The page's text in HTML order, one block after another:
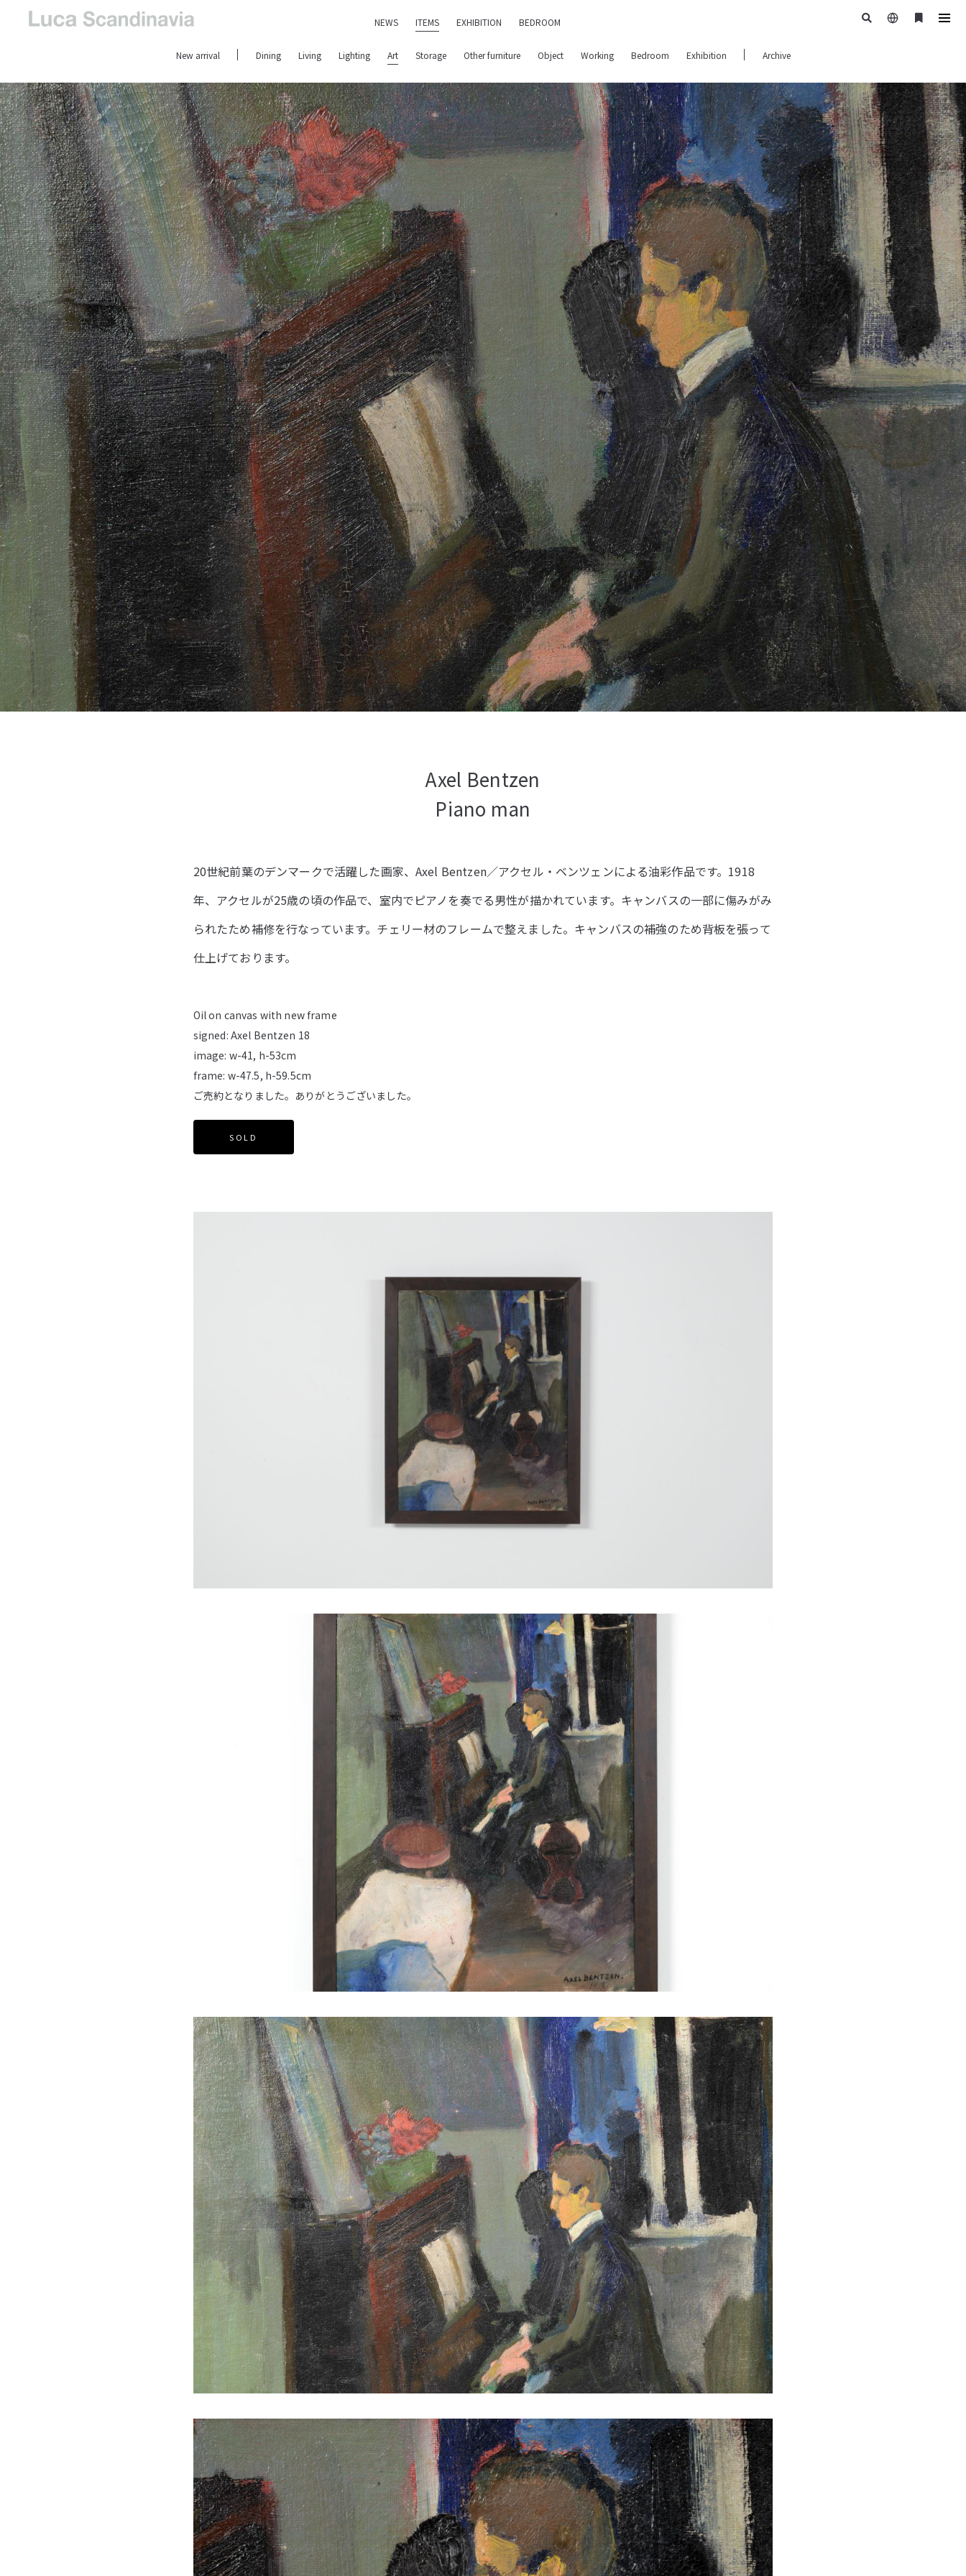
NEWS ITEMS EXHIBITION BEDROOM
日
ブ
ー
ク
New arrival Dining Living Lighting Art Storage Other furniture Object Working Bedroom Exhibition Archive
Axel Bentzen
Piano man
20世紀前葉のデンマークで活躍した画家、Axel Bentzen／アクセル・ベンツェンによる油彩作品です。1918
年、アクセルが25歳の頃の作品で、室内でピアノを奏でる男性が描かれています。キャンバスの一部に傷みがみ
られたため補修を行なっています。チェリー材のフレームで整えました。キャンバスの補強のため背板を張って
仕上げております。
Oil on canvas with new frame
signed: Axel Bentzen 18
image: w-41, h-53cm
frame: w-47.5, h-59.5cm
ご売約となりました。ありがとうございました。
SOLD